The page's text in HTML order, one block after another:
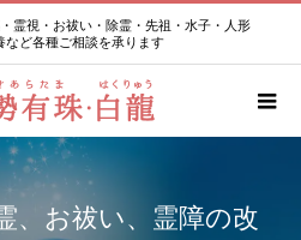
霊視・お祓い・除霊・先祖・水子・人形
など各種ご相談を承ります
、お祓い、霊障の改